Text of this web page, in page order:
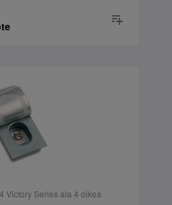
Victory Series ala 4 oikea